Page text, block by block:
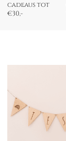
175,--200, -
cadeaus tot
€30,-